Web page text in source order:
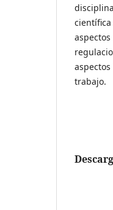
trabajo.